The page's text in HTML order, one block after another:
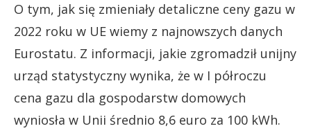
O tym, jak się zmieniały detaliczne ceny gazu w
2022 roku w UE wiemy z najnowszych danych
Eurostatu. Z informacji, jakie zgromadził unijny
urząd statystyczny wynika, że w I półroczu
cena gazu dla gospodarstw domowych
wyniosła w Unii średnio 8,6 euro za 100 kWh.